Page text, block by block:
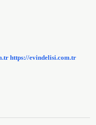
https://evindelisi.com.tr